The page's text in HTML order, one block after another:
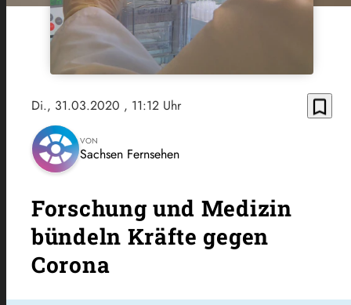
Di., 31.03.2020 , 11:12 Uhr bookmark_border
VON
Sachsen Fernsehen
Forschung und Medizin
bündeln Kräfte gegen
Corona